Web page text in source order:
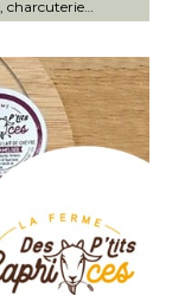
charcuterie…